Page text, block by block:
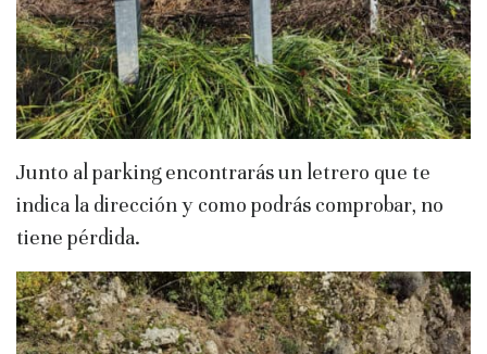
Junto al parking encontrarás un letrero que te
indica la dirección y como podrás comprobar, no
tiene pérdida.